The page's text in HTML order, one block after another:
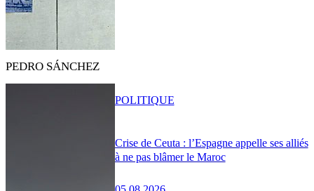
PEDRO SÁNCHEZ
Crise de Ceuta : l’Espagne appelle ses alliés
à ne pas blâmer le Maroc
POLITIQUE